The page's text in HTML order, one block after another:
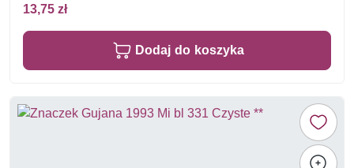
13,75 zł
Dodaj do koszyka